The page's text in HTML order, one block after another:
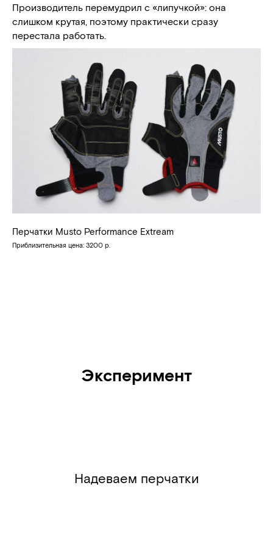
Производитель перемудрил с «липучкой»: она
слишком крутая, поэтому практически сразу
перестала работать.
Перчатки Musto Performance Extream
Приблизительная цена: 3200 р.
Эксперимент
Надеваем перчатки